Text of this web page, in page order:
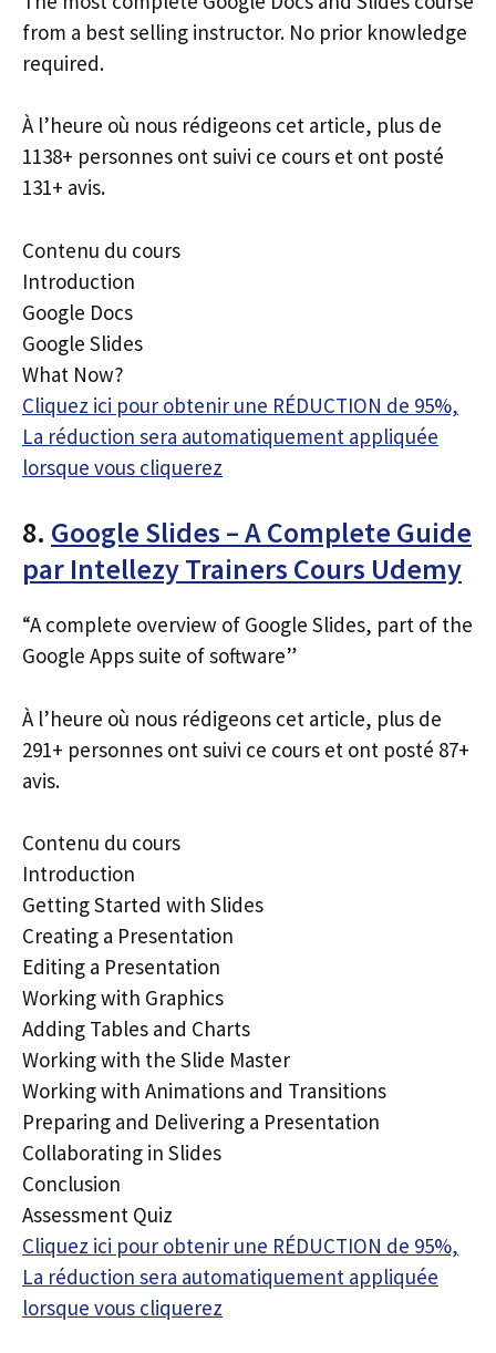
from a best selling instructor. No prior knowledge
required.
À l’heure où nous rédigeons cet article, plus de
1138+ personnes ont suivi ce cours et ont posté
131+ avis.
Contenu du cours
Introduction
Google Docs
Google Slides
What Now?
Cliquez ici pour obtenir une RÉDUCTION de 95%,
La réduction sera automatiquement appliquée
lorsque vous cliquerez
8. Google Slides – A Complete Guide
par Intellezy Trainers Cours Udemy
“A complete overview of Google Slides, part of the
Google Apps suite of software”
À l’heure où nous rédigeons cet article, plus de
291+ personnes ont suivi ce cours et ont posté 87+
avis.
Contenu du cours
Introduction
Getting Started with Slides
Creating a Presentation
Editing a Presentation
Working with Graphics
Adding Tables and Charts
Working with the Slide Master
Working with Animations and Transitions
Preparing and Delivering a Presentation
Collaborating in Slides
Conclusion
Assessment Quiz
Cliquez ici pour obtenir une RÉDUCTION de 95%,
La réduction sera automatiquement appliquée
lorsque vous cliquerez